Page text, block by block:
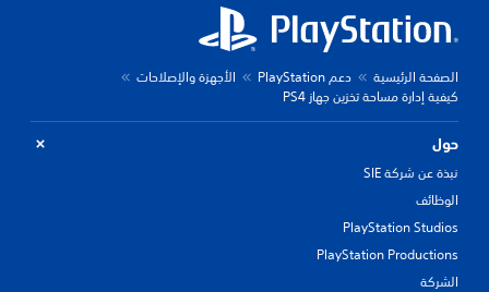
الصفحة الرئيسية دعم PlayStation
الأجهزة والإصلاحات
كيفية إدارة مساحة تخزين جهاز PS4
حول
نبذة عن شركة SIE
الوظائف
PlayStation Studios
PlayStation Productions
الشركة